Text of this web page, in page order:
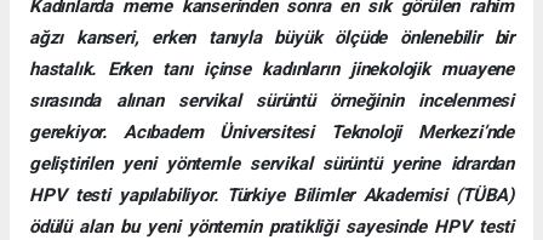
Kadınlarda meme kanserinden sonra en sık görülen rahim
ağzı kanseri, erken tanıyla büyük ölçüde önlenebilir bir
hastalık. Erken tanı içinse kadınların jinekolojik muayene
sırasında alınan servikal sürüntü örneğinin incelenmesi
gerekiyor. Acıbadem Üniversitesi Teknoloji Merkezi’nde
geliştirilen yeni yöntemle servikal sürüntü yerine idrardan
HPV testi yapılabiliyor. Türkiye Bilimler Akademisi (TÜBA)
ödülü alan bu yeni yöntemin pratikliği sayesinde HPV testi